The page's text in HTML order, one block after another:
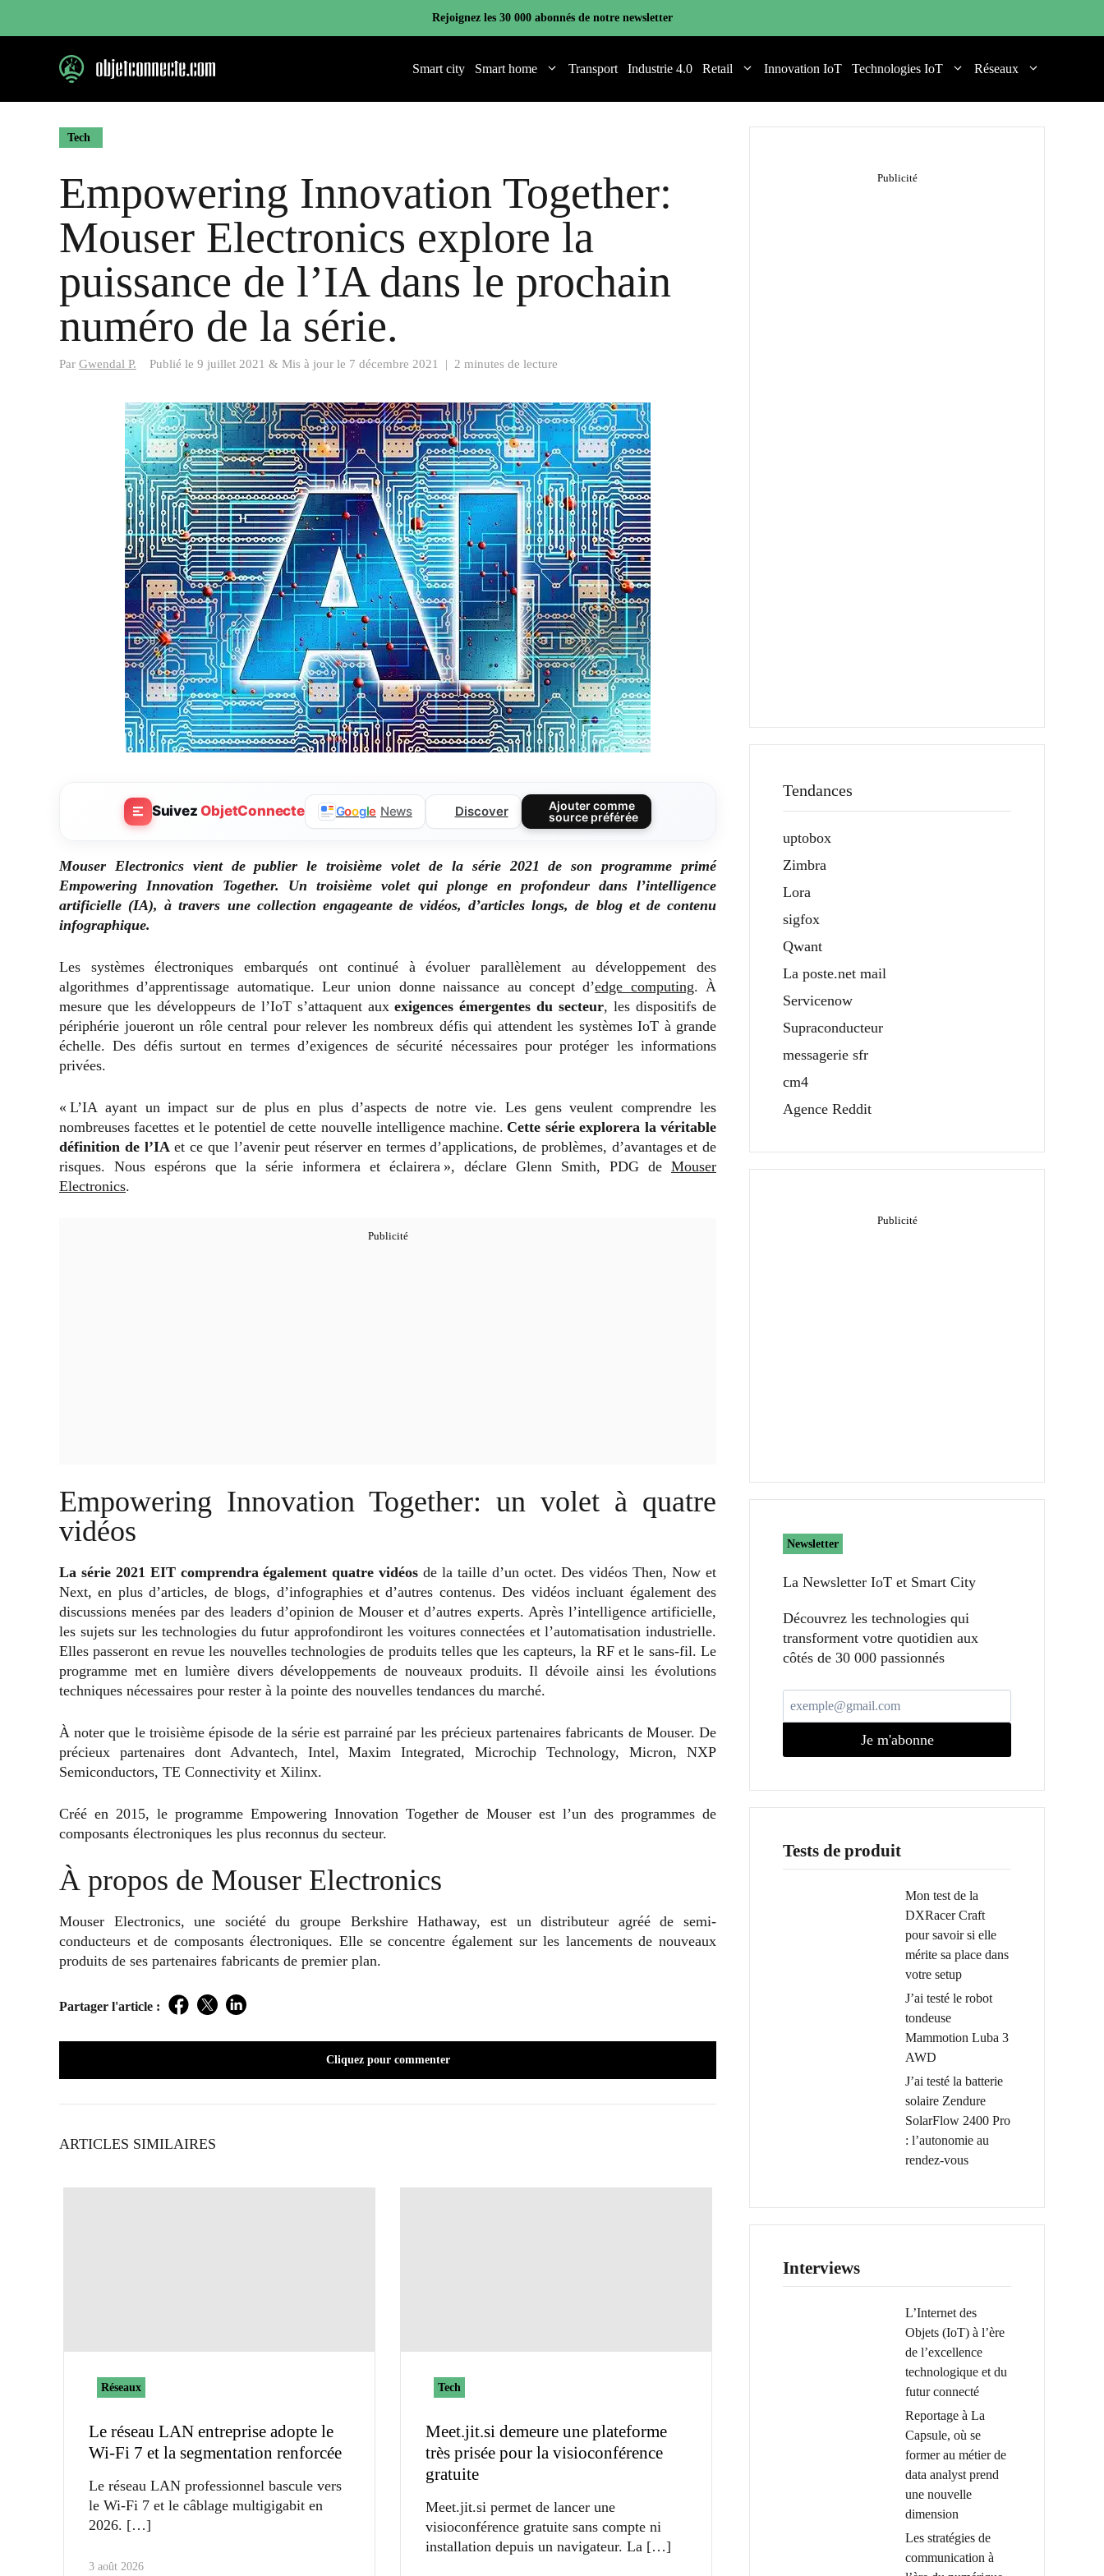
Rejoignez les 30 000 abonnés de notre newsletter
Smart city Smart home Transport Industrie 4.0 Retail Innovation IoT Technologies IoT Réseaux
Tech
Empowering Innovation Together:
Mouser Electronics explore la
puissance de l’IA dans le prochain
numéro de la série.
Par Gwendal P. Publié le 9 juillet 2021 & Mis à jour le 7 décembre 2021 | 2 minutes de lecture
SuivezObjetConnecte Google News Discover
Ajouter comme
source préférée
Mouser Electronics vient de publier le troisième volet de la série 2021 de son programme primé
Empowering Innovation Together. Un troisième volet qui plonge en profondeur dans l’intelligence
artificielle (IA), à travers une collection engageante de vidéos, d’articles longs, de blog et de contenu
infographique.
Les systèmes électroniques embarqués ont continué à évoluer parallèlement au développement des
algorithmes d’apprentissage automatique. Leur union donne naissance au concept d’edge computing. À
mesure que les développeurs de l’IoT s’attaquent auxexigences émergentes du secteur, les dispositifs de
périphérie joueront un rôle central pour relever les nombreux défis qui attendent les systèmes IoT à grande
échelle. Des défis surtout en termes d’exigences de sécurité nécessaires pour protéger les informations
privées.
« L’IA ayant un impact sur de plus en plus d’aspects de notre vie. Les gens veulent comprendre les
nombreuses facettes et le potentiel de cette nouvelle intelligence machine. Cette série explorera la véritable
définition de l’IA et ce que l’avenir peut réserver en termes d’applications, de problèmes, d’avantages et de
risques. Nous espérons que la série informera et éclairera », déclare Glenn Smith, PDG de Mouser
Electronics.
Empowering Innovation Together: un volet à quatre
vidéos
La série 2021 EIT comprendra également quatre vidéos de la taille d’un octet. Des vidéos Then, Now et
Next, en plus d’articles, de blogs, d’infographies et d’autres contenus. Des vidéos incluant également des
discussions menées par des leaders d’opinion de Mouser et d’autres experts. Après l’intelligence artificielle,
les sujets sur les technologies du futur approfondiront les voitures connectées et l’automatisation industrielle.
Elles passeront en revue les nouvelles technologies de produits telles que les capteurs, la RF et le sans-fil. Le
programme met en lumière divers développements de nouveaux produits. Il dévoile ainsi les évolutions
techniques nécessaires pour rester à la pointe des nouvelles tendances du marché.
À noter que le troisième épisode de la série est parrainé par les précieux partenaires fabricants de Mouser. De
précieux partenaires dont Advantech, Intel, Maxim Integrated, Microchip Technology, Micron, NXP
Semiconductors, TE Connectivity et Xilinx.
Créé en 2015, le programme Empowering Innovation Together de Mouser est l’un des programmes de
composants électroniques les plus reconnus du secteur.
À propos de Mouser Electronics
Mouser Electronics, une société du groupe Berkshire Hathaway, est un distributeur agréé de semi-
conducteurs et de composants électroniques. Elle se concentre également sur les lancements de nouveaux
produits de ses partenaires fabricants de premier plan.
Partager l'article : Facebook
TwitterLinkedIn
Cliquez pour commenter
ARTICLES SIMILAIRES
Réseaux
Le réseau LAN entreprise adopte le
Wi-Fi 7 et la segmentation renforcée
Le réseau LAN professionnel bascule vers
le Wi-Fi 7 et le câblage multigigabit en
2026.
3 août 2026
Tech
Meet.jit.si demeure une plateforme
très prisée pour la visioconférence
gratuite
Meet.jit.si permet de lancer une
visioconférence gratuite sans compte ni
installation depuis un navigateur. La
Tendances
uptobox
Zimbra
Lora
sigfox
Qwant
La poste.net mail
Servicenow
Supraconducteur
messagerie sfr
cm4
Agence Reddit
Newsletter
La Newsletter IoT et Smart City​
Découvrez les technologies qui
transforment votre quotidien aux
côtés de 30 000 passionnés
Je m'abonne
Tests de produit
Mon test de la
DXRacer Craft
pour savoir si elle
mérite sa place dans
votre setup
J’ai testé le robot
tondeuse
Mammotion Luba 3
AWD
J’ai testé la batterie
solaire Zendure
SolarFlow 2400 Pro
: l’autonomie au
rendez-vous
Interviews
L’Internet des
Objets (IoT) à l’ère
de l’excellence
technologique et du
futur connecté
Reportage à La
Capsule, où se
former au métier de
data analyst prend
une nouvelle
dimension
Les stratégies de
communication à